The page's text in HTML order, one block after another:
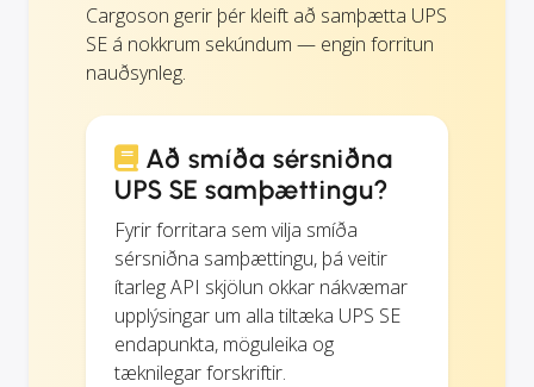
Cargoson gerir þér kleift að samþætta UPS
SE á nokkrum sekúndum — engin forritun
nauðsynleg.
Að smíða sérsniðna
UPS SE samþættingu?
Fyrir forritara sem vilja smíða
sérsniðna samþættingu, þá veitir
ítarleg API skjölun okkar nákvæmar
upplýsingar um alla tiltæka UPS SE
endapunkta, möguleika og
tæknilegar forskriftir.